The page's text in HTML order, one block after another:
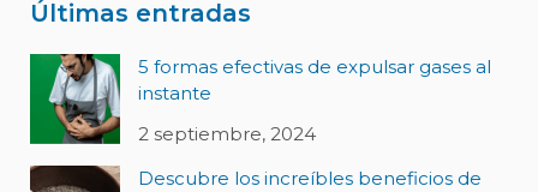
Últimas entradas
5 formas efectivas de expulsar gases al
instante
2 septiembre, 2024
Descubre los increíbles beneficios de